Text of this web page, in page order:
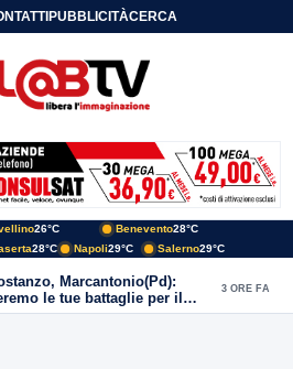
PUBBLICITÀCERCA
26°C Benevento28°C
28°C Napoli29°C Salerno29°C
Marcantonio(Pd):
le tue battaglie per il
3 ORE FA